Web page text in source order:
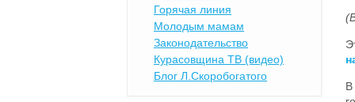
В
Горячая линия
Молодым мамам
Законодательство
Курасовщина ТВ (видео)
Блог Л.Скоробогатого